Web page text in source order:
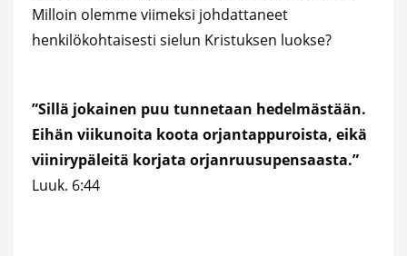
Milloin olemme viimeksi johdattaneet
henkilökohtaisesti sielun Kristuksen luokse?
”Sillä jokainen puu tunnetaan hedelmästään.
Eihän viikunoita koota orjantappuroista, eikä
viinirypäleitä korjata orjanruusupensaasta.”
Luuk. 6:44